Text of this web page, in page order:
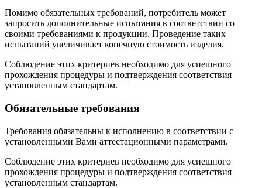
Помимо обязательных требований, потребитель может
запросить дополнительные испытания в соответствии со
своими требованиями к продукции. Проведение таких
испытаний увеличивает конечную стоимость изделия.
Соблюдение этих критериев необходимо для успешного
прохождения процедуры и подтверждения соответствия
установленным стандартам.
Обязательные требования
Требования обязательны к исполнению в соответствии с
установленными Вами аттестационными параметрами.
Соблюдение этих критериев необходимо для успешного
прохождения процедуры и подтверждения соответствия
установленным стандартам.